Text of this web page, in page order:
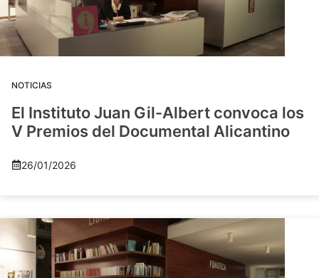
NOTICIAS
El Instituto Juan Gil-Albert convoca los
V Premios del Documental Alicantino
26/01/2026